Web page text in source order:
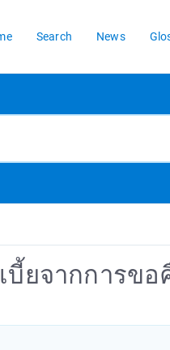
Search News
ยจากการขอ